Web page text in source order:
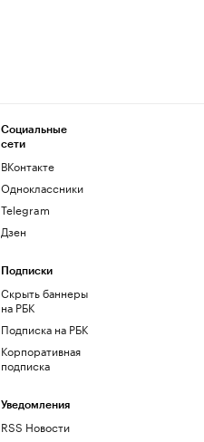
Социальные
сети
ВКонтакте
Одноклассники
Telegram
Дзен
Подписки
Скрыть баннеры
на РБК
Подписка на РБК
Корпоративная
подписка
Уведомления
RSS Новости